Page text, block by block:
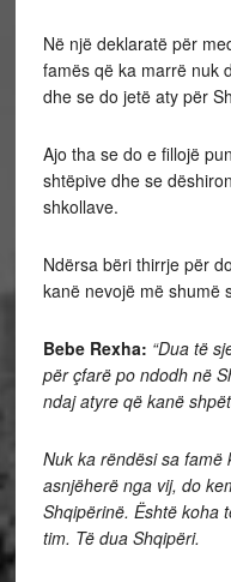
Në një deklaratë për
famës që ka marrë nuk
dhe se do jetë aty për
Ajo tha se do e fillojë
shtëpive dhe se
shkollave.
Ndërsa bëri thirrje për
kanë nevojë më shumë
Bebe Rexha: “Dua të
për çfarë po ndodh në
ndaj atyre që kanë
Nuk ka rëndësi sa famë
asnjëherë nga vij, do
Shqipërinë. Është koha
tim. Të dua Shqipëri.